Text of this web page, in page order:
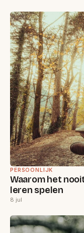
PERSOONLIJK
Waarom het
leren spelen
8 jul